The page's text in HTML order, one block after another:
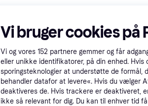
Specifikationer
Vi bruger cookies på
Vi og vores 152 partnere gemmer og får
eller unikke identifikatorer, på din enhed.
sporingsteknologier at understøtte de formål,
behandler datafor at levere«. Hvis du vælger
deaktiveres de. Hvis trackere er deaktiveret,
ikke så relevant for dig. Du kan til enhver tid